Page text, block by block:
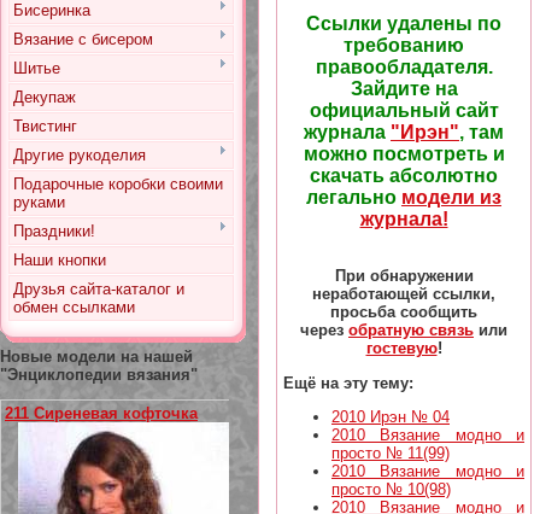
Бисеринка
Вязание с бисером
Шитье
Декупаж
Твистинг
Другие рукоделия
Подарочные коробки своими
руками
Праздники!
Наши кнопки
Друзья сайта-каталог и
обмен ссылками
Новые модели на нашей
"Энциклопедии вязания"
211 Сиреневая кофточка
Ссылки удалены по
требованию
правообладателя.
Зайдите на
официальный сайт
журнала "Ирэн", там
можно посмотреть и
скачать абсолютно
легально модели из
журнала!
При обнаружении
неработающей ссылки,
просьба сообщить
через обратную связь или
гостевую!
Ещё на эту тему:
2010 Ирэн № 04
2010 Вязание модно и
просто № 11(99)
2010 Вязание модно и
просто № 10(98)
2010 Вязание модно и